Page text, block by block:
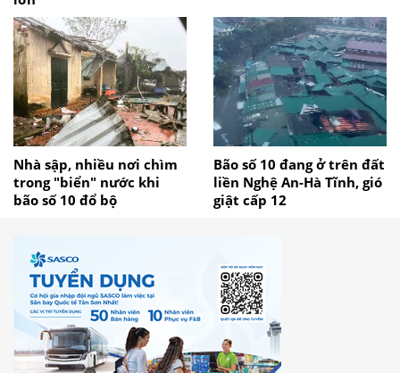
Nhà sập, nhiều nơi chìm
trong "biển" nước khi
bão số 10 đổ bộ
Bão số 10 đang ở trên đất
liền Nghệ An-Hà Tĩnh, gió
giật cấp 12